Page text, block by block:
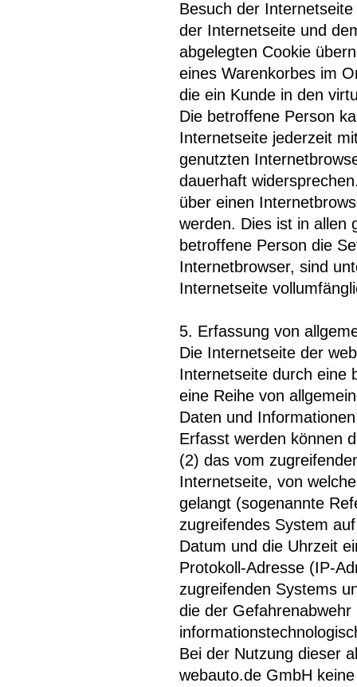
Besuch der
der Internetseite und
abgelegten Cookie
eines Warenkorbes im
die ein Kunde in den
Die betroffene Person
Internetseite jederzeit
genutzten
dauerhaft
über einen
werden. Dies ist in allen
betroffene Person die
Internetbrowser, sind
Internetseite
5. Erfassung von
Die Internetseite der
Internetseite durch eine
eine Reihe von
Daten und
Erfasst werden können
(2) das vom
Internetseite, von
gelangt (sogenannte
zugreifendes System
Datum und die Uhrzeit
Protokoll-Adresse (IP-
zugreifenden Systems
die der
Bei der Nutzung dieser
webauto.de GmbH